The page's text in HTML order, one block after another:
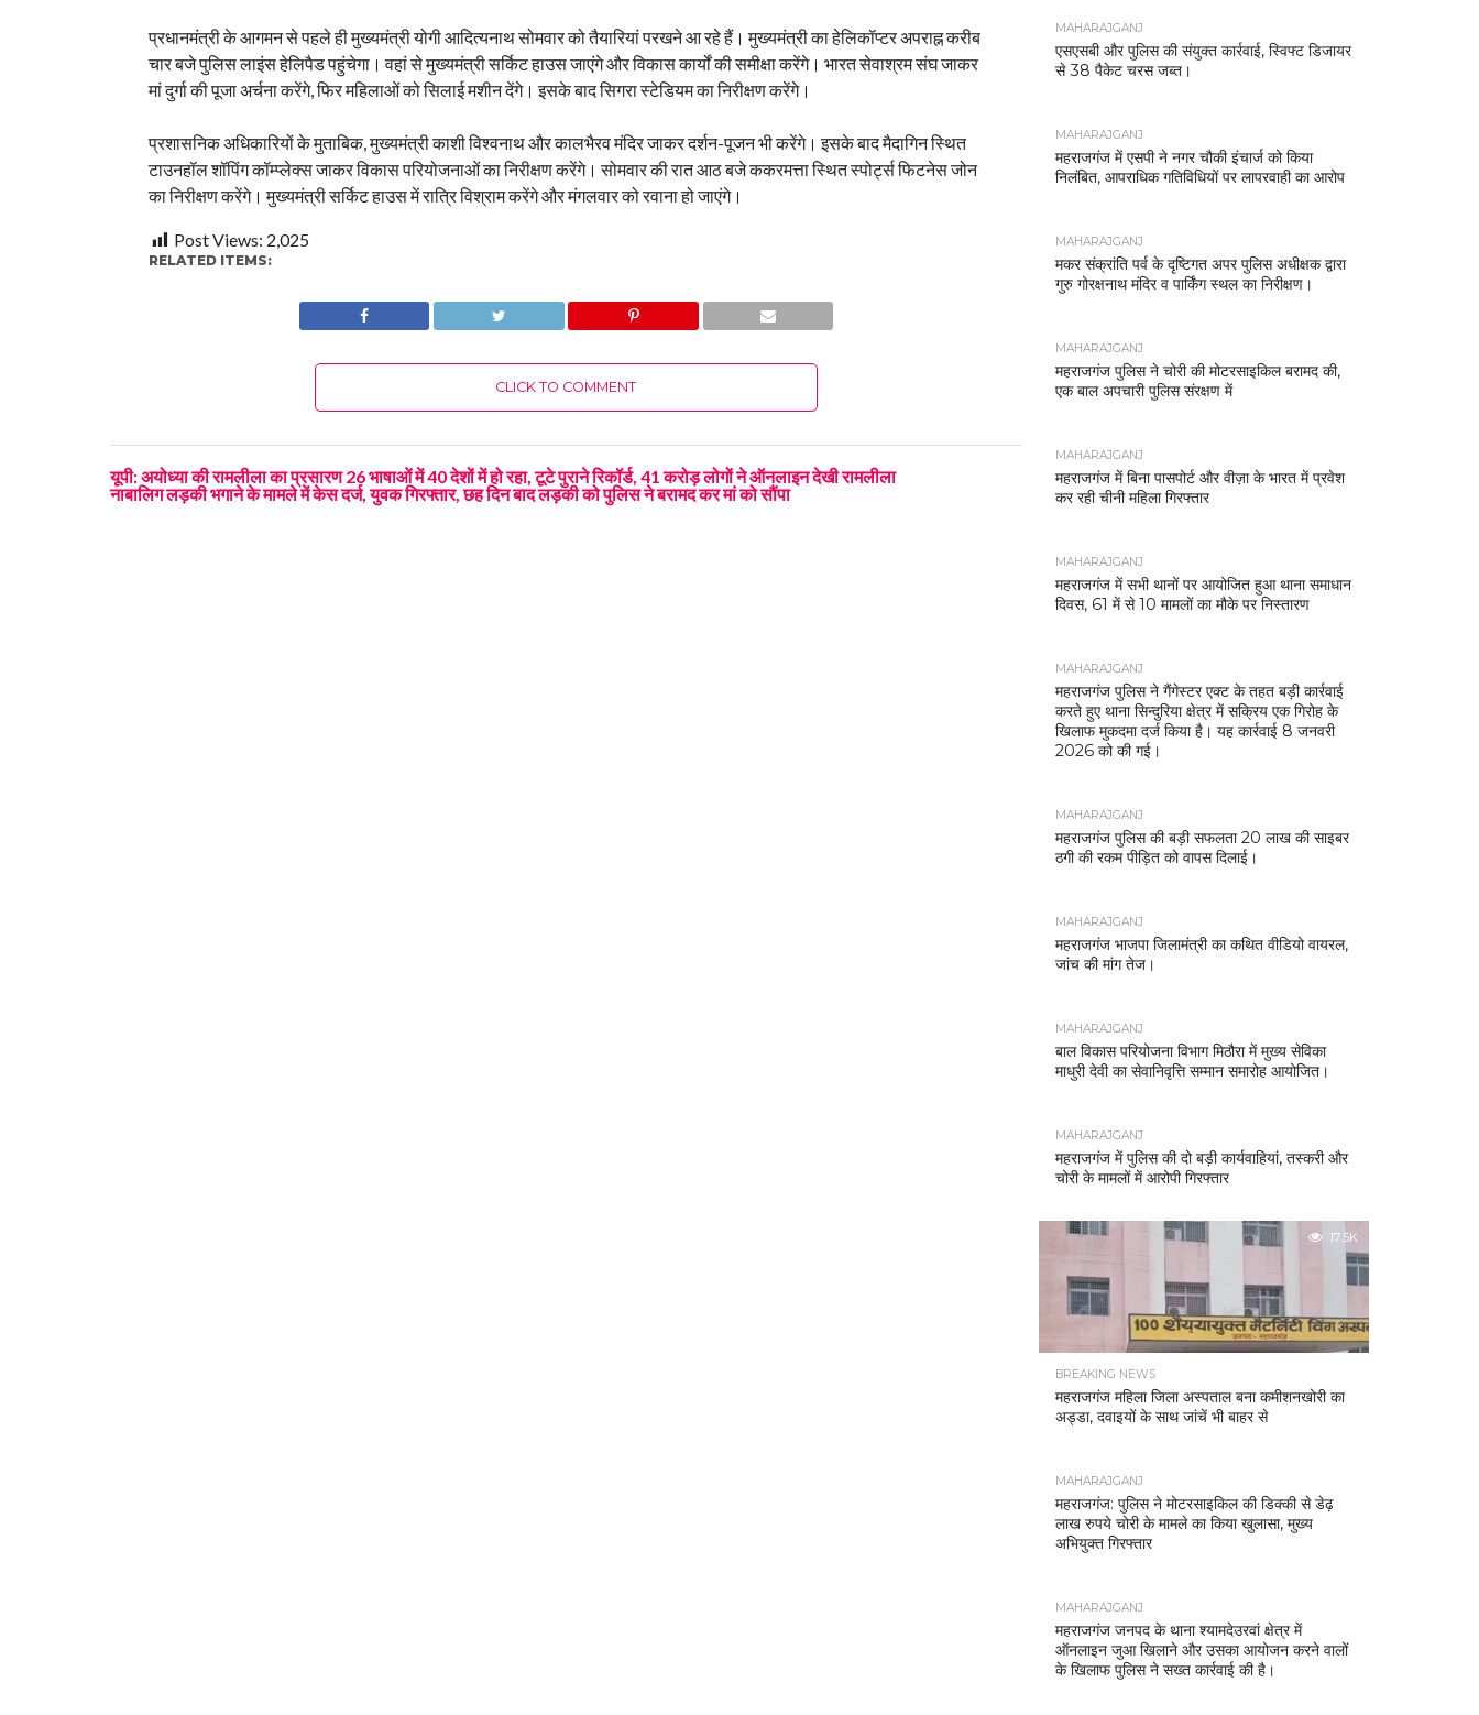
प्रधानमंत्री के आगमन से पहले ही मुख्यमंत्री योगी आदित्यनाथ सोमवार को तैयारियां परखने आ रहे हैं। मुख्यमंत्री का हेलिकॉप्टर अपराह्न करीब
चार बजे पुलिस लाइंस हेलिपैड पहुंचेगा। वहां से मुख्यमंत्री सर्किट हाउस जाएंगे और विकास कार्यों की समीक्षा करेंगे। भारत सेवाश्रम संघ जाकर
मां दुर्गा की पूजा अर्चना करेंगे, फिर महिलाओं को सिलाई मशीन देंगे। इसके बाद सिगरा स्टेडियम का निरीक्षण करेंगे।
प्रशासनिक अधिकारियों के मुताबिक, मुख्यमंत्री काशी विश्वनाथ और कालभैरव मंदिर जाकर दर्शन-पूजन भी करेंगे। इसके बाद मैदागिन स्थित
टाउनहॉल शॉपिंग कॉम्प्लेक्स जाकर विकास परियोजनाओं का निरीक्षण करेंगे। सोमवार की रात आठ बजे ककरमत्ता स्थित स्पोर्ट्स फिटनेस जोन
का निरीक्षण करेंगे। मुख्यमंत्री सर्किट हाउस में रात्रि विश्राम करेंगे और मंगलवार को रवाना हो जाएंगे।
Post Views: 2,025
RELATED ITEMS:
CLICK TO COMMENT
यूपी: अयोध्या की रामलीला का प्रसारण 26 भाषाओं में 40 देशों में हो रहा, टूटे पुराने रिकॉर्ड, 41 करोड़ लोगों ने ऑनलाइन देखी रामलीला
नाबालिग लड़की भगाने के मामले में केस दर्ज, युवक गिरफ्तार, छह दिन बाद लड़की को पुलिस ने बरामद कर मां को सौंपा
MAHARAJGANJ
एसएसबी और पुलिस की संयुक्त कार्रवाई, स्विफ्ट डिजायर
से 38 पैकेट चरस जब्त।
MAHARAJGANJ
महराजगंज में एसपी ने नगर चौकी इंचार्ज को किया
निलंबित, आपराधिक गतिविधियों पर लापरवाही का आरोप
MAHARAJGANJ
मकर संक्रांति पर्व के दृष्टिगत अपर पुलिस अधीक्षक द्वारा
गुरु गोरक्षनाथ मंदिर व पार्किंग स्थल का निरीक्षण।
MAHARAJGANJ
महराजगंज पुलिस ने चोरी की मोटरसाइकिल बरामद की,
एक बाल अपचारी पुलिस संरक्षण में
MAHARAJGANJ
महराजगंज में बिना पासपोर्ट और वीज़ा के भारत में प्रवेश
कर रही चीनी महिला गिरफ्तार
MAHARAJGANJ
महराजगंज में सभी थानों पर आयोजित हुआ थाना समाधान
दिवस, 61 में से 10 मामलों का मौके पर निस्तारण
MAHARAJGANJ
महराजगंज पुलिस ने गैंगेस्टर एक्ट के तहत बड़ी कार्रवाई
करते हुए थाना सिन्दुरिया क्षेत्र में सक्रिय एक गिरोह के
खिलाफ मुकदमा दर्ज किया है। यह कार्रवाई 8 जनवरी
2026 को की गई।
MAHARAJGANJ
महराजगंज पुलिस की बड़ी सफलता 20 लाख की साइबर
ठगी की रकम पीड़ित को वापस दिलाई।
MAHARAJGANJ
महराजगंज भाजपा जिलामंत्री का कथित वीडियो वायरल,
जांच की मांग तेज।
MAHARAJGANJ
बाल विकास परियोजना विभाग मिठौरा में मुख्य सेविका
माधुरी देवी का सेवानिवृत्ति सम्मान समारोह आयोजित।
MAHARAJGANJ
महराजगंज में पुलिस की दो बड़ी कार्यवाहियां, तस्करी और
चोरी के मामलों में आरोपी गिरफ्तार
17.5K
BREAKING NEWS
महराजगंज महिला जिला अस्पताल बना कमीशनखोरी का
अड्डा, दवाइयों के साथ जांचें भी बाहर से
MAHARAJGANJ
महराजगंज: पुलिस ने मोटरसाइकिल की डिक्की से डेढ़
लाख रुपये चोरी के मामले का किया खुलासा, मुख्य
अभियुक्त गिरफ्तार
MAHARAJGANJ
महराजगंज जनपद के थाना श्यामदेउरवां क्षेत्र में
ऑनलाइन जुआ खिलाने और उसका आयोजन करने वालों
के खिलाफ पुलिस ने सख्त कार्रवाई की है।